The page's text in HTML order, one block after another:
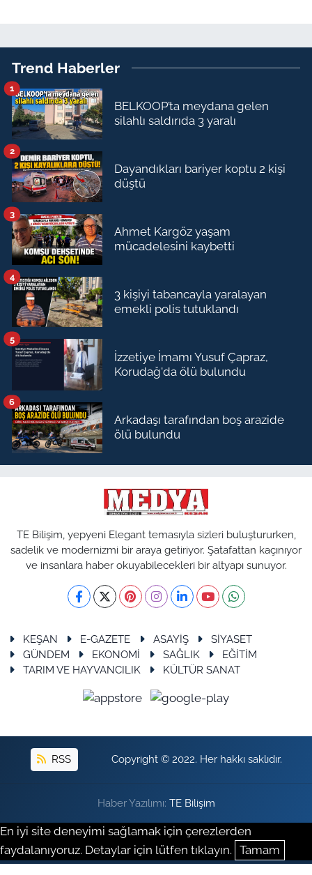
Trend Haberler
BELKOOP’ta meydana gelen
silahlı saldırıda 3 yaralı
1
Dayandıkları bariyer koptu 2 kişi
düştü
2
Ahmet Kargöz yaşam
mücadelesini kaybetti
3
3 kişiyi tabancayla yaralayan
emekli polis tutuklandı
4
İzzetiye İmamı Yusuf Çapraz,
Korudağ'da ölü bulundu
5
Arkadaşı tarafından boş arazide
ölü bulundu
6
TE Bilişim, yepyeni Elegant temasıyla sizleri buluştururken,
sadelik ve modernizmi bir araya getiriyor. Şatafattan kaçınıyor
ve insanlara haber okuyabilecekleri bir altyapı sunuyor.
KEŞAN E-GAZETE ASAYİŞ
SİYASET
GÜNDEM
EKONOMİ SAĞLIK
EĞİTİM
TARIM VE HAYVANCILIK
KÜLTÜR SANAT
RSS Copyright © 2022. Her hakkı saklıdır.
Haber Yazılımı: TE Bilişim
En iyi site deneyimi sağlamak için çerezlerden
faydalanıyoruz. Detaylar için lütfen tıklayın. Tamam